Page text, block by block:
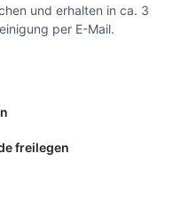
und erhalten in ca. 3
per E-Mail.
freilegen